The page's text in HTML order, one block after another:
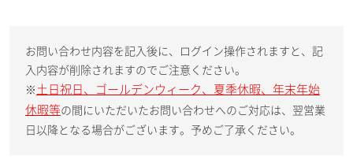
お問い合わせ内容を記入後に、ログイン操作されますと、記
入内容が削除されますのでご注意ください。
※ 土日祝日、ゴールデンウィーク、夏季休暇、年末年始
休暇等の間にいただいたお問い合わせへのご対応は、翌営業
日以降となる場合がございます。予めご了承ください。